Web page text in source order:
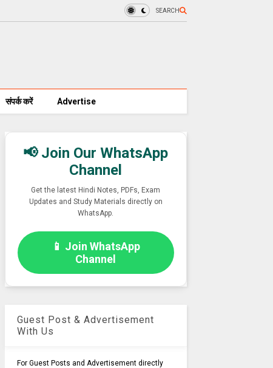
SEARCH
संपर्क करें Advertise
📢 Join Our WhatsApp
Channel
Get the latest Hindi Notes, PDFs, Exam
Updates and Study Materials directly on
WhatsApp.
📱 Join WhatsApp
Channel
Guest Post & Advertisement
With Us
For Guest Posts and Advertisement directly